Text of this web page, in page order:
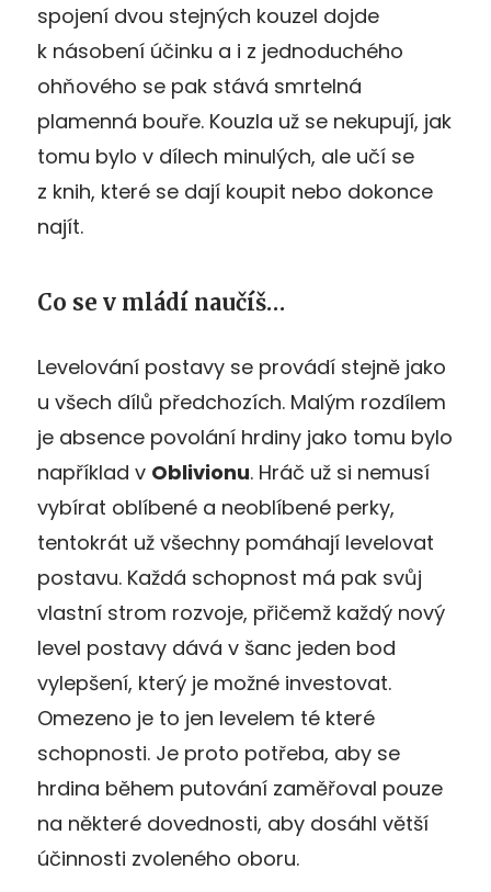
spojení dvou stejných kouzel dojde
k násobení účinku a i z jednoduchého
ohňového se pak stává smrtelná
plamenná bouře. Kouzla už se nekupují, jak
tomu bylo v dílech minulých, ale učí se
z knih, které se dají koupit nebo dokonce
najít.
Co se v mládí naučíš…
Levelování postavy se provádí stejně jako
u všech dílů předchozích. Malým rozdílem
je absence povolání hrdiny jako tomu bylo
například v Oblivionu. Hráč už si nemusí
vybírat oblíbené a neoblíbené perky,
tentokrát už všechny pomáhají levelovat
postavu. Každá schopnost má pak svůj
vlastní strom rozvoje, přičemž každý nový
level postavy dává v šanc jeden bod
vylepšení, který je možné investovat.
Omezeno je to jen levelem té které
schopnosti. Je proto potřeba, aby se
hrdina během putování zaměřoval pouze
na některé dovednosti, aby dosáhl větší
účinnosti zvoleného oboru.